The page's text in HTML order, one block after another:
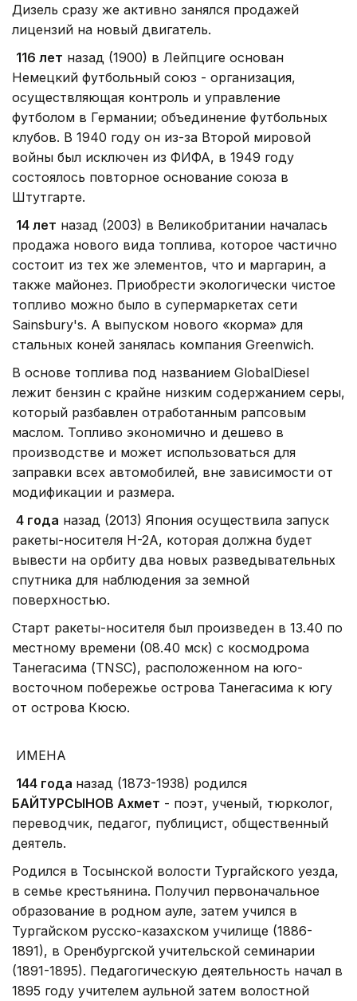
Дизель сразу же активно занялся продажей
лицензий на новый двигатель.
116 лет назад (1900) в Лейпциге основан
Немецкий футбольный союз - организация,
осуществляющая контроль и управление
футболом в Германии; объединение футбольных
клубов. В 1940 году он из-за Второй мировой
войны был исключен из ФИФА, в 1949 году
состоялось повторное основание союза в
Штутгарте.
14 лет назад (2003) в Великобритании началась
продажа нового вида топлива, которое частично
состоит из тех же элементов, что и маргарин, а
также майонез. Приобрести экологически чистое
топливо можно было в супермаркетах сети
Sainsbury's. А выпуском нового «корма» для
стальных коней занялась компания Greenwich.
В основе топлива под названием GlobalDiesel
лежит бензин с крайне низким содержанием серы,
который разбавлен отработанным рапсовым
маслом. Топливо экономично и дешево в
производстве и может использоваться для
заправки всех автомобилей, вне зависимости от
модификации и размера.
4 года назад (2013) Япония осуществила запуск
ракеты-носителя H-2A, которая должна будет
вывести на орбиту два новых разведывательных
спутника для наблюдения за земной
поверхностью.
Старт ракеты-носителя был произведен в 13.40 по
местному времени (08.40 мск) с космодрома
Танегасима (TNSC), расположенном на юго-
восточном побережье острова Танегасима к югу
от острова Кюсю.
ИМЕНА
144 года назад (1873-1938) родился
БАЙТУРСЫНОВ Ахмет - поэт, ученый, тюрколог,
переводчик, педагог, публицист, общественный
деятель.
Родился в Тосынской волости Тургайского уезда,
в семье крестьянина. Получил первоначальное
образование в родном ауле, затем учился в
Тургайском русско-казахском училище (1886-
1891), в Оренбургской учительской семинарии
(1891-1895). Педагогическую деятельность начал в
1895 году учителем аульной затем волостной